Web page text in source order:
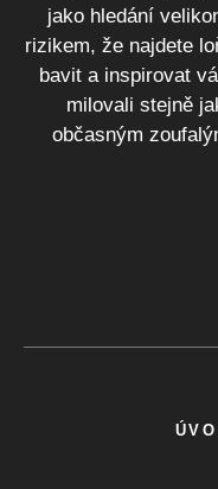
jako hledání
rizikem, že najdete
bavit a inspirovat
milovali stejně
občasným